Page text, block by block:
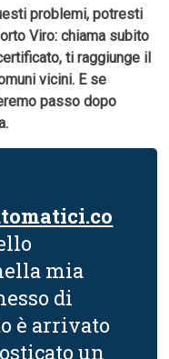
problemi, potresti
Viro: chiama subito
ti raggiunge il
vicini. E se
passo dopo
mia
di
è arrivato
un